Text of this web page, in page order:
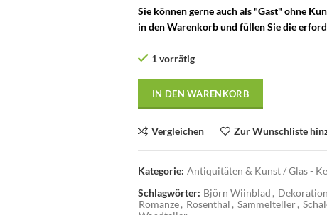
Sie können gerne auch als "Gast" ohne
in den Warenkorb und füllen Sie die
1 vorrätig
IN DEN WARENKORB
Vergleichen Zur Wunschliste
Kategorie: Antiquitäten & Kunst / Glas -
Schlagwörter: Björn Wiinblad , Dekoration
Romanze, Rosenthal , Sammelteller,